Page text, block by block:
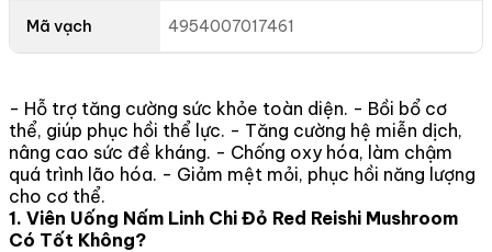
Mã vạch 4954007017461
- Hỗ trợ tăng cường sức khỏe toàn diện. - Bồi bổ cơ
thể, giúp phục hồi thể lực. - Tăng cường hệ miễn dịch,
nâng cao sức đề kháng. - Chống oxy hóa, làm chậm
quá trình lão hóa. - Giảm mệt mỏi, phục hồi năng lượng
cho cơ thể.
1. Viên Uống Nấm Linh Chi Đỏ Red Reishi Mushroom
Có Tốt Không?